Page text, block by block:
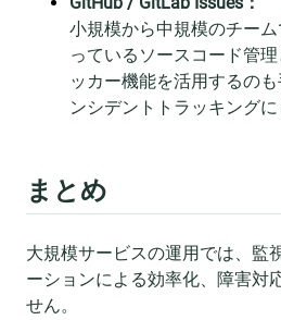
小規模から中規模のチー
っているソースコード管
ッカー機能を活用するの
ンシデントトラッキングに
まとめ
大規模サービスの運用では、監
ーションによる効率化、障害対
せん。